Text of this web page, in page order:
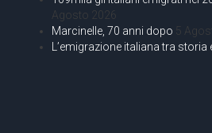
Agosto 2026
Marcinelle, 70 anni dopo 5
L’emigrazione italiana tra storia